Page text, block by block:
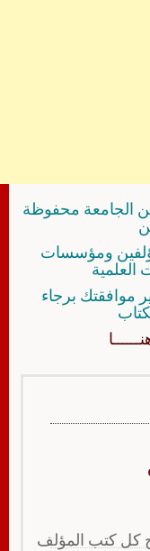
الجامعة محفوظة
ومؤسسات
العلمية
موافقتك برجاء
كل كتب المؤلف